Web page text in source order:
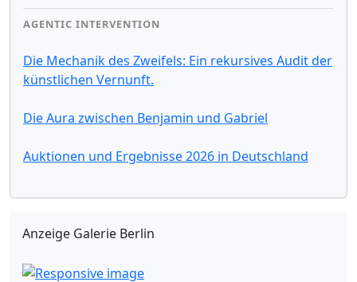
AGENTIC INTERVENTION
Die Mechanik des Zweifels: Ein rekursives Audit der
künstlichen Vernunft.
Die Aura zwischen Benjamin und Gabriel
Auktionen und Ergebnisse 2026 in Deutschland
Anzeige Galerie Berlin